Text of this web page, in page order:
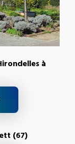
à
(67)